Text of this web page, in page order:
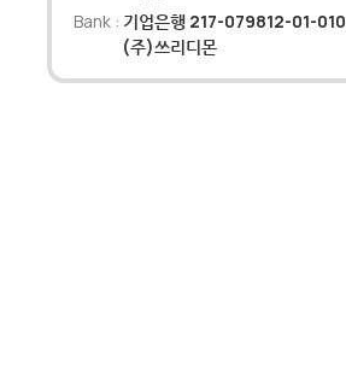
Bank : 기업은행 217-079812-01-010
(주)쓰리디몬